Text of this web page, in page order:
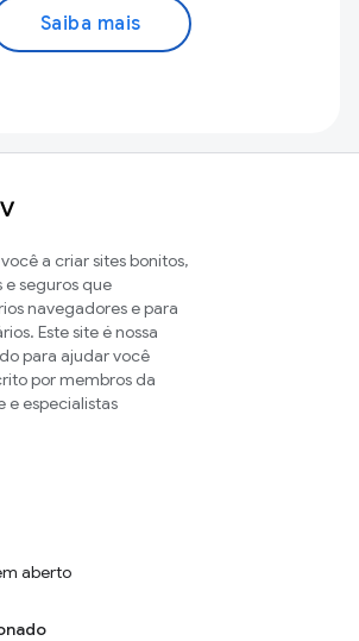
Saiba mais
a criar sites bonitos,
e seguros que
navegadores e para
Este site é nossa
para ajudar você
por membros da
e especialistas
aberto